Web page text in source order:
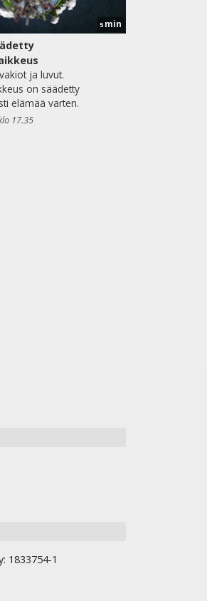
5 min
ja luvut.
on säädetty
elämää varten.
17.35
1833754-1